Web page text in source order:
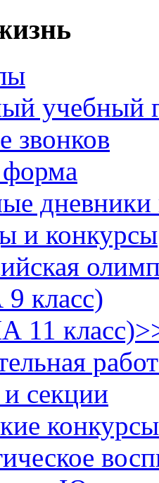
учебный
звонков
и конкурсы
класс)
11
секции
конкурсы